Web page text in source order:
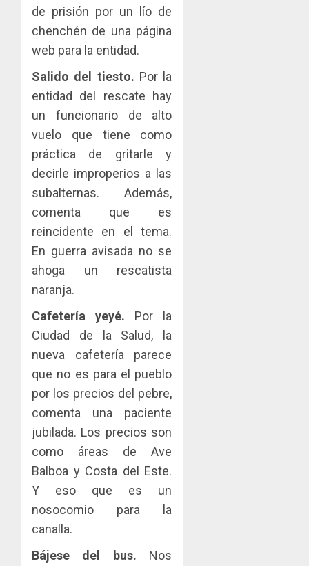
de prisión por un lío de
chenchén de una página
web para la entidad.
Salido del tiesto. Por la
entidad del rescate hay
un funcionario de alto
vuelo que tiene como
práctica de gritarle y
decirle improperios a las
subalternas. Además,
comenta que es
reincidente en el tema.
En guerra avisada no se
ahoga un rescatista
naranja.
Cafetería yeyé. Por la
Ciudad de la Salud, la
nueva cafetería parece
que no es para el pueblo
por los precios del pebre,
comenta una paciente
jubilada. Los precios son
como áreas de Ave
Balboa y Costa del Este.
Y eso que es un
nosocomio para la
canalla.
Bájese del bus. Nos